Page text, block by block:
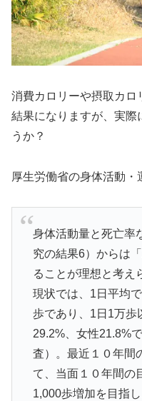
消費カロリーや摂取カロ
結果になりますが、実際
うか？
厚生労働省の身体活動・
身体活動量と死亡率
究の結果6）からは
ることが理想と考え
現状では、1日平均
歩であり、1日1万歩
29.2%、女性21.8%
査）。最近１０年間
て、当面１０年間の
1,000歩増加を目指